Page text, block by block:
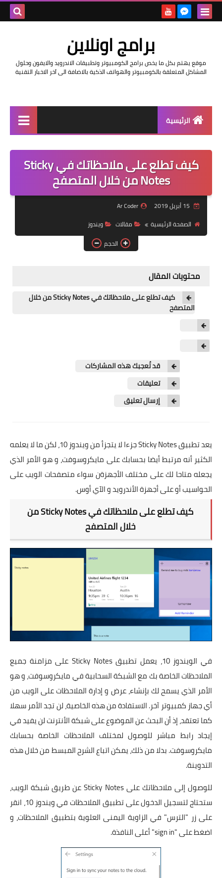
برامج اونلاين
موقع يهتم بكل ما يخص برامج الكومبيوتر وتطبيقات الاندرويد والايفون وحلول
المشاكل المتعلقة بالكومبيوتر والهواتف الذكية بالاضافة الى آخر الاخبار التقنية
الرئيسية
مراجعات
حماية
آيفون
ويندوز
تطبيقات
العملات الرقمية
كيف تطلع على ملاحظاتك في Sticky
Notes من خلال المتصفح
Ar Coder
الصفحة الرئيسية
مقالات
ويندوز
الحجم
محتويات المقال
كيف تطلع على ملاحظاتك في Sticky Notes من خلال
المتصفح
قد تُعجبك هذه المشاركات
تعليقات
إرسال تعليق
يعد تطبيق Sticky Notes جزءا لا يتجزأ من ويندوز 10، لكن ما لا يعلمه
الكثير أنه مرتبط أيضا بحسابك على مايكروسوفت، و هو الأمر الذي
يجعله متاحا لك على مختلف الأجهزةن سواء متصفحات الويب على
الحواسيب أو على أجهزة الأندرويد و الآي أوس.
كيف تطلع على ملاحظاتك في Sticky Notes من
خلال المتصفح
في الويندوز 10، يعمل تطبيق Sticky Notes على مزامنة جميع
الملاحظات الخاصة بك مع الشبكة السحابية في مايكروسوفت، و هو
الأمر الذي يسمح لك بإنشاء، عرض و إدارة الملاحظات على الويب من
أي جهاز كمبيوتر آخر. الاستفادة من هذه الخاصية، لن تجد الأمر سهلا
كما تعتقد، إذ أن البحث عن الموضوع على شبكة الأنترنت لن يفيد في
إيجاد رابط مباشر للوصول لمختلف الملاحظات الخاصة بحسابك
مايكروسوفت. بدلا من ذلك، يمكن اتباع الشرح المبسط من خلال هذه
التدوينة.
للوصول إلى ملاحظاتك على Sticky Notes عن طريق شبكة الويب،
ستحتاج لتسجيل الدخول على تطبيق الملاحظات في ويندوز 10، انقر
على زر "الترس" في الزاوية اليمنى العلوية بتطبيق الملاحظات، و
اضغط على "sign in" أعلى النافذة.